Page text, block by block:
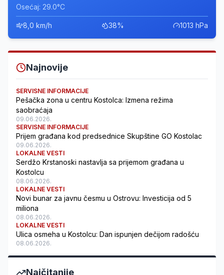
Osećaj: 29.0°C
8,0 km/h 38% 1013 hPa
Najnovije
SERVISNE INFORMACIJE
Pešačka zona u centru Kostolca: Izmena režima
saobraćaja
09.06.2026.
SERVISNE INFORMACIJE
Prijem građana kod predsednice Skupštine GO Kostolac
09.06.2026.
LOKALNE VESTI
Serdžo Krstanoski nastavlja sa prijemom građana u
Kostolcu
08.06.2026.
LOKALNE VESTI
Novi bunar za javnu česmu u Ostrovu: Investicija od 5
miliona
08.06.2026.
LOKALNE VESTI
Ulica osmeha u Kostolcu: Dan ispunjen dečijom radošću
08.06.2026.
Najčitanije